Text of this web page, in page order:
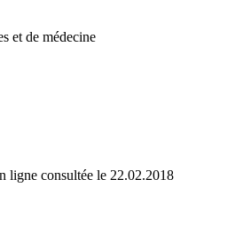
et de médecine
ligne consultée le 22.02.2018